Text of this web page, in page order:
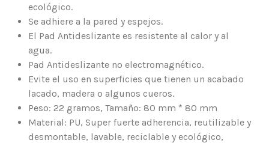
ecológico.
Se adhiere a la pared y espejos.
El Pad Antideslizante es resistente al calor y al
agua.
Pad Antideslizante no electromagnético.
Evite el uso en superficies que tienen un acabado
lacado, madera o algunos cueros.
Peso: 22 gramos, Tamaño: 80 mm * 80 mm
Material: PU, Super fuerte adherencia, reutilizable y
desmontable, lavable, reciclable y ecológico,